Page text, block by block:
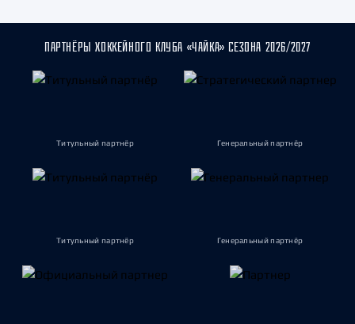
ПАРТНЁРЫ ХОККЕЙНОГО КЛУБА «ЧАЙКА» СЕЗОНА 2026/2027
Титульный партнёр Генеральный партнёр
Титульный партнёр Генеральный партнёр